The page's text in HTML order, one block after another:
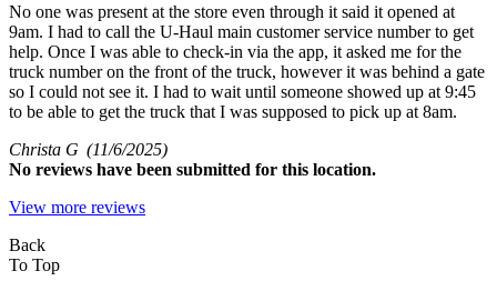
No one was present at the store even through it said it opened at
9am. I had to call the U-Haul main customer service number to get
help. Once I was able to check-in via the app, it asked me for the
truck number on the front of the truck, however it was behind a gate
so I could not see it. I had to wait until someone showed up at 9:45
to be able to get the truck that I was supposed to pick up at 8am.
Christa G (11/6/2025)
No reviews have been submitted for this location.
View more reviews
Back
To Top